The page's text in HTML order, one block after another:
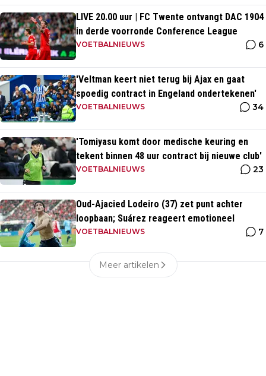
LIVE 20.00 uur | FC Twente ontvangt DAC 1904
in derde voorronde Conference League
VOETBALNIEUWS 6
'Veltman keert niet terug bij Ajax en gaat
spoedig contract in Engeland ondertekenen'
VOETBALNIEUWS 34
'Tomiyasu komt door medische keuring en
tekent binnen 48 uur contract bij nieuwe club'
VOETBALNIEUWS 23
Oud-Ajacied Lodeiro (37) zet punt achter
loopbaan; Suárez reageert emotioneel
VOETBALNIEUWS 7
Meer artikelen